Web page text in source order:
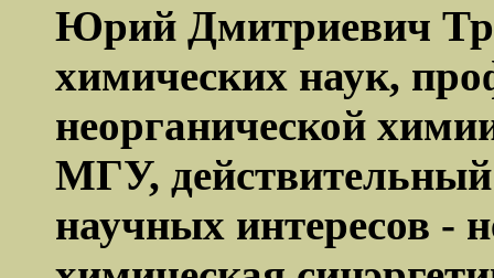
Юрий Дмитриевич
химических наук,
неорганической
МГУ,
научных интересов -